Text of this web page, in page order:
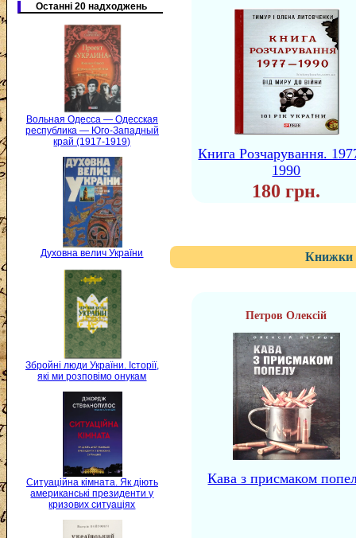
Останні 20 надходжень
Вольная Одесса — Одесская
республика — Юго-Западный
край (1917-1919)
Духовна велич України
Збройні люди України. Історії,
які ми розповімо онукам
Ситуаційна кімната. Як діють
американські президенти у
кризових ситуаціях
Книга Розчарування.
1990
180 грн.
Книжки
Петров Олексій
Кава з присмаком